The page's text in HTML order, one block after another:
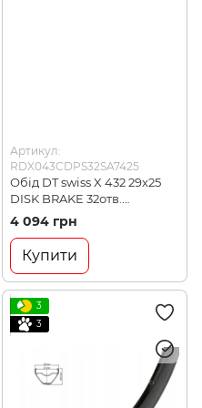
Артикул:
RDX043CDPS32SA7425
Обід DT swiss X 432 29x25
DISK BRAKE 32отв.
(RDX043CDPS32SA7425)
4 094 грн
Купити
3
3